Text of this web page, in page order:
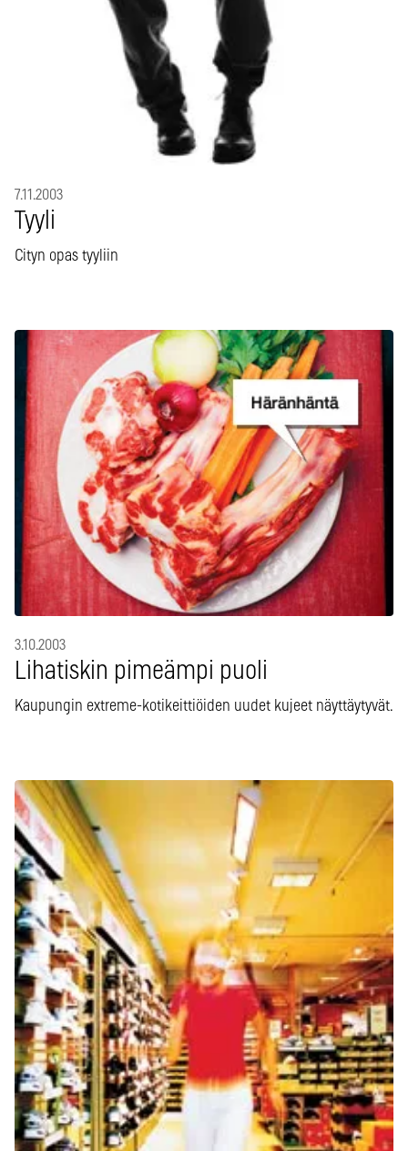
7.11.2003
Tyyli
Cityn opas tyyliin
3.10.2003
Lihatiskin pimeämpi puoli
Kaupungin extreme-kotikeittiöiden uudet kujeet näyttäytyvät.